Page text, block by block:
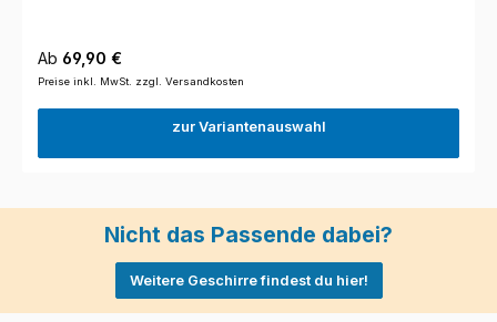
Regulärer Preis:
Ab 69,90 €
Preise inkl. MwSt. zzgl. Versandkosten
zur Variantenauswahl
Nicht das Passende dabei?
Weitere Geschirre findest du hier!